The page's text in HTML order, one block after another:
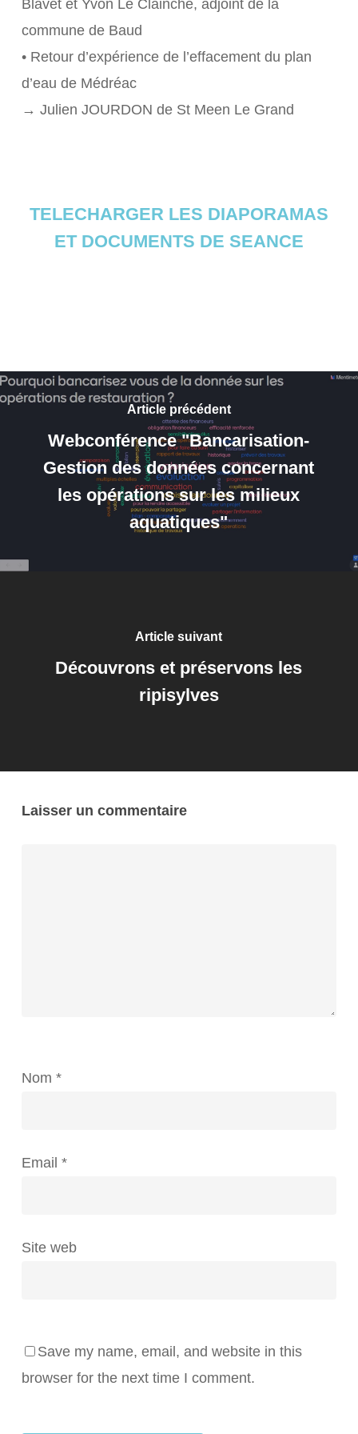
Blavet et Yvon Le Clainche, adjoint de la
commune de Baud
• Retour d’expérience de l’effacement du plan
d’eau de Médréac
→ Julien JOURDON de St Meen Le Grand
TELECHARGER LES DIAPORAMAS
ET DOCUMENTS DE SEANCE
Article précédent
Webconférence "Bancarisation-
Gestion des données concernant
les opérations sur les milieux
aquatiques"
Article suivant
Découvrons et préservons les
ripisylves
Laisser un commentaire
Nom *
Email *
Site web
Save my name, email, and website in this
browser for the next time I comment.